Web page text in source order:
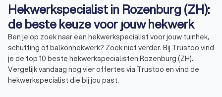
Hekwerkspecialist in Rozenburg (ZH):
de beste keuze voor jouw hekwerk
Ben je op zoek naar een hekwerkspecialist voor jouw tuinhek,
schutting of balkonhekwerk? Zoek niet verder. Bij Trustoo vind
je de top 10 beste hekwerkspecialisten Rozenburg (ZH).
Vergelijk vandaag nog vier offertes via Trustoo en vind de
hekwerkspecialist die bij jou past.